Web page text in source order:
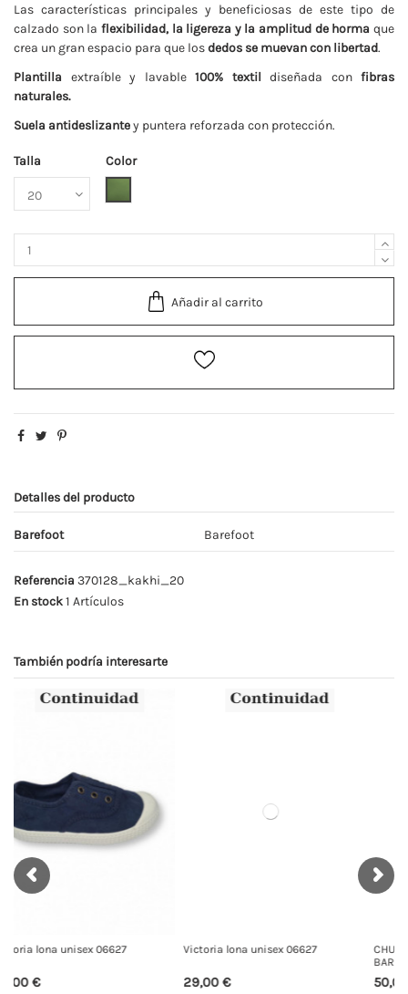
Las características principales y beneficiosas de este tipo de
calzado son la flexibilidad, la ligereza y la amplitud de horma que
crea un gran espacio para que losdedos se muevan con libertad.
Plantilla extraíble y lavable 100% textil diseñada con fibras
naturales.
Suela antideslizantey puntera reforzada con protección.
Talla
Color
Añadir al carrito
Detalles del producto
Barefoot Barefoot
Referencia 370128_kakhi_20
En stock1 Artículos
También podría interesarte
Victoria lona unisex 06627
CHUCHES deportivo CHST-6001